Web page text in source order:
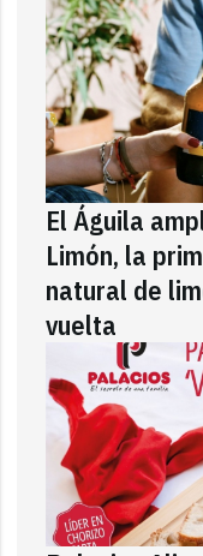
El Águila
Limón, la
natural de
vuelta